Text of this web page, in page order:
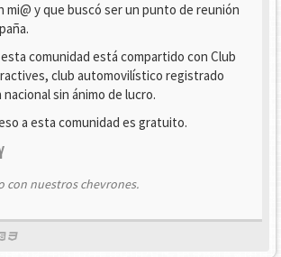
mi@ y que buscó ser un punto de reunión
comunidad está compartido con Club
club automovilístico registrado
sin ánimo de lucro.
a esta comunidad es gratuito.
con nuestros chevrones.